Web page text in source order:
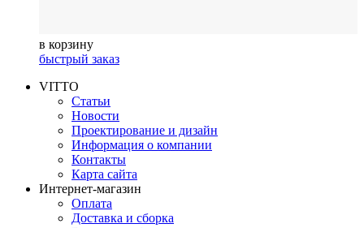
в корзину
быстрый заказ
VITTO
Статьи
Новости
Проектирование и дизайн
Информация о компании
Контакты
Карта сайта
Интернет-магазин
Оплата
Доставка и сборка